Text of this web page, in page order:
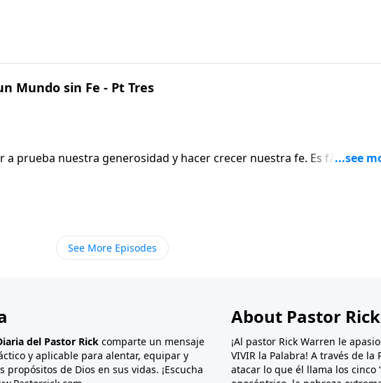
de cómo te sientes.
Mundo sin Fe - Pt Tres
a prueba nuestra generosidad y hacer crecer nuestra fe. Es fácil ser
Pero las personas fieles son generosas incluso cuando no tienen
que Dios te dice que hagas, Él hace lo que tú no puedes, y te lo
See More Episodes
del Pastor Rick comparte un mensaje
y aplicable para alentar, equipar y
de Dios en sus vidas. ¡Escucha
About Pastor
¡Al pastor Rick Warren le
VIVIR la Palabra! A través de
atacar lo que él llama los cinco